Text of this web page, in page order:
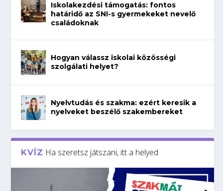
Iskolakezdési támogatás: fontos
határidő az SNI-s gyermekeket nevelő
családoknak
Hogyan válassz iskolai közösségi
szolgálati helyet?
Nyelvtudás és szakma: ezért keresik a
nyelveket beszélő szakembereket
KVÍZ Ha szeretsz játszani, itt a helyed